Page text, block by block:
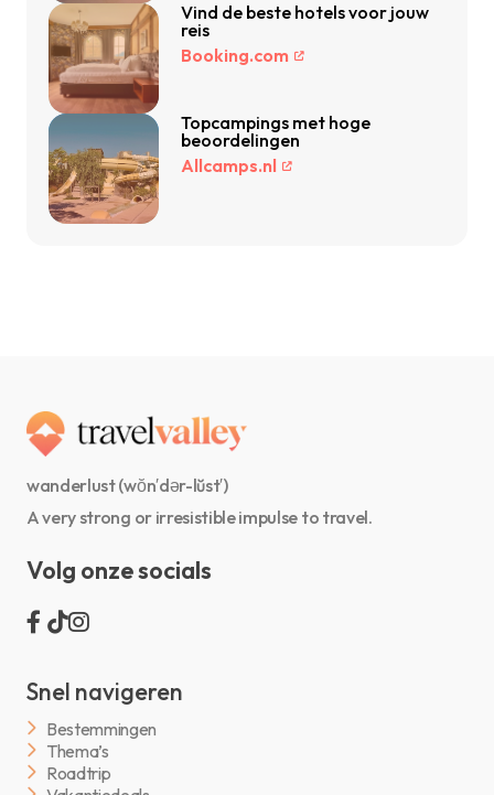
Vind de beste hotels voor jouw
reis
Booking.com
Topcampings met hoge
beoordelingen
Allcamps.nl
wanderlust (wŏn′dər-lŭst′)
A very strong or irresistible impulse to travel.
Volg onze socials
Snel navigeren
Bestemmingen
Thema’s
Roadtrip